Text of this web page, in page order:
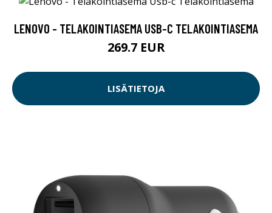
LENOVO - TELAKOINTIASEMA USB-C TELAKOINTIASEMA
269.7 EUR
LISÄTIETOJA